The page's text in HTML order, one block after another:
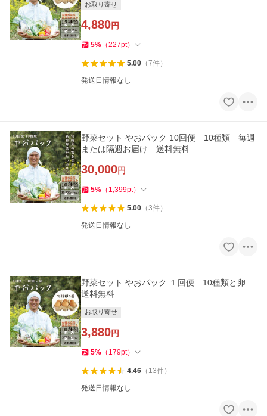
お取り寄せ
4,880円
5% （227pt）
5.00（7件）
発送日情報なし
野菜セット やおパック 10回便 10種類 毎週
または隔週お届け 送料無料
30,000円
5% （ 1,399pt）
5.00（3件）
発送日情報なし
野菜セット やおパック １回便 10種類と卵
送料無料
お取り寄せ
3,880円
5% （ 179pt）
4.46（ 13件）
発送日情報なし